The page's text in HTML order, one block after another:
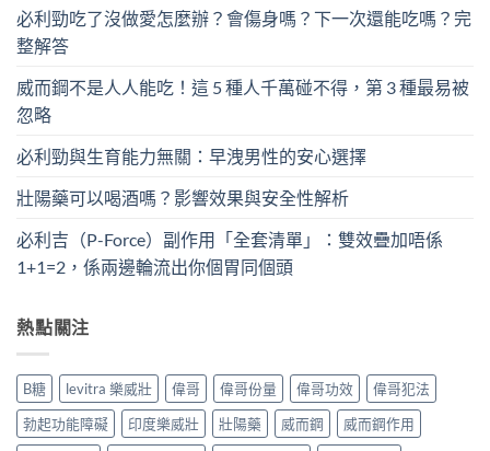
必利勁吃了沒做愛怎麼辦？會傷身嗎？下一次還能吃嗎？完
整解答
威而鋼不是人人能吃！這 5 種人千萬碰不得，第 3 種最易被
忽略
必利勁與生育能力無關：早洩男性的安心選擇
壯陽藥可以喝酒嗎？影響效果與安全性解析
必利吉（P-Force）副作用「全套清單」：雙效疊加唔係
1+1=2，係兩邊輪流出你個胃同個頭
熱點關注
B糖 levitra 樂威壯 偉哥 偉哥份量 偉哥功效
偉哥犯法
勃起功能障礙
印度樂威壯 壯陽藥 威而鋼
威而鋼作用